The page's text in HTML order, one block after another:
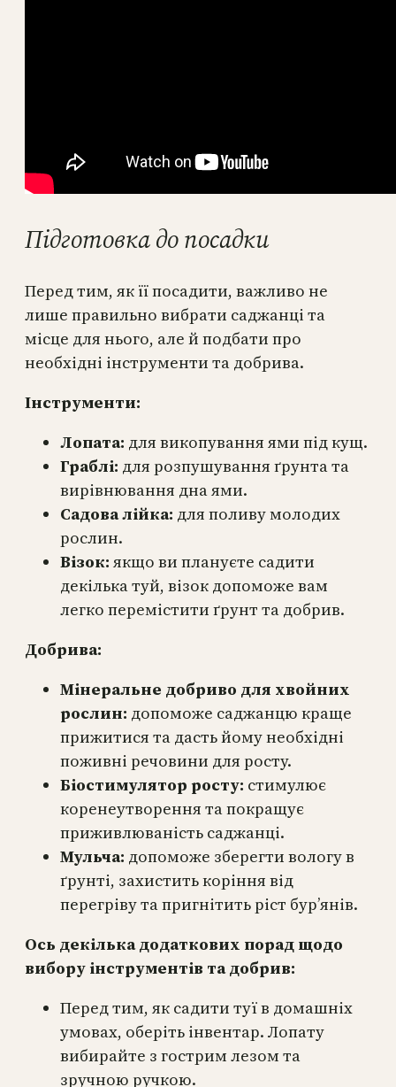
Підготовка до посадки
Перед тим, як її посадити, важливо не
лише правильно вибрати саджанці та
місце для нього, але й подбати про
необхідні інструменти та добрива.
Інструменти:
Лопата: для викопування ями під кущ.
Граблі: для розпушування ґрунта та
вирівнювання дна ями.
Садова лійка: для поливу молодих
рослин.
Візок: якщо ви плануєте садити
декілька туй, візок допоможе вам
легко перемістити ґрунт та добрив.
Добрива:
Мінеральне добриво для хвойних
рослин: допоможе саджанцю краще
прижитися та дасть йому необхідні
поживні речовини для росту.
Біостимулятор росту: стимулює
коренеутворення та покращує
приживлюваність саджанці.
Мульча: допоможе зберегти вологу в
ґрунті, захистить коріння від
перегріву та пригнітить ріст бур’янів.
Ось декілька додаткових порад щодо
вибору інструментів та добрив:
Перед тим, як садити туї в домашніх
умовах, оберіть інвентар. Лопату
вибирайте з гострим лезом та
зручною ручкою.